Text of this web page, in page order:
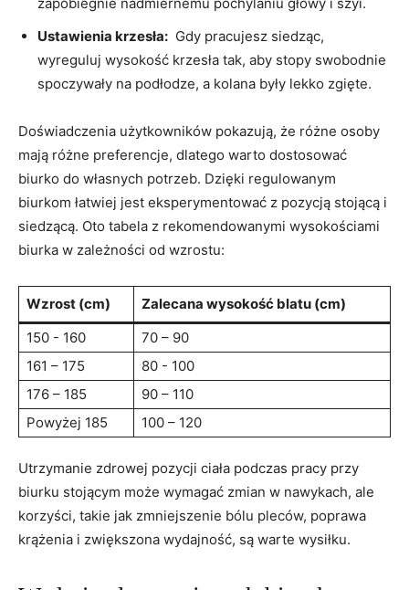
Ustawienia ‍krzesła: ‌ Gdy pracujesz siedząc,
wyreguluj wysokość krzesła tak, aby⁣ stopy ​swobodnie
spoczywały na podłodze, a kolana były lekko zgięte.
Doświadczenia użytkowników pokazują, że różne osoby
mają różne ⁤preferencje, dlatego warto dostosować‍
biurko‍ do własnych potrzeb.‍ Dzięki regulowanym
⁣biurkom łatwiej jest eksperymentować z pozycją stojącą i⁢
siedzącą.⁤ Oto ‍tabela z rekomendowanymi ⁣wysokościami
biurka w zależności od wzrostu:
Wzrost (cm)
Zalecana ⁢wysokość⁢ blatu (cm)
150⁢ -‍ 160
70 – 90
161 – 175
80 -​ 100
176 – 185
90 – 110
Powyżej​ 185
100 – 120
Utrzymanie ⁣zdrowej pozycji ciała podczas ⁣pracy‌ przy‍
biurku stojącym może wymagać zmian w nawykach,‌ ale⁣
korzyści, takie jak zmniejszenie ⁣bólu pleców, poprawa‍
krążenia i zwiększona⁣ wydajność, ⁣są warte wysiłku.